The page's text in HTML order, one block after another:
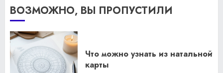
ВОЗМОЖНО, ВЫ ПРОПУСТИЛИ
Что можно узнать из натальной
карты